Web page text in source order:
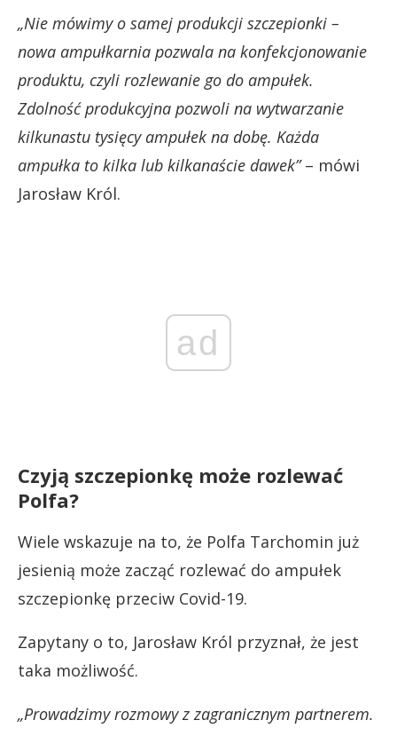
„Nie mówimy o samej produkcji szczepionki –
nowa ampułkarnia pozwala na konfekcjonowanie
produktu, czyli rozlewanie go do ampułek.
Zdolność produkcyjna pozwoli na wytwarzanie
kilkunastu tysięcy ampułek na dobę. Każda
ampułka to kilka lub kilkanaście dawek”– mówi
Jarosław Król.
ad
Czyją szczepionkę może rozlewać
Polfa?
Wiele wskazuje na to, że Polfa Tarchomin już
jesienią może zacząć rozlewać do ampułek
szczepionkę przeciw Covid-19.
Zapytany o to, Jarosław Król przyznał, że jest
taka możliwość.
„Prowadzimy rozmowy z zagranicznym partnerem.